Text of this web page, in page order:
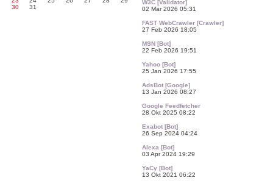
30
31
W3C [Validator]
02 Mär 2026 05:31
FAST WebCrawler [Crawler]
27 Feb 2026 18:05
MSN [Bot]
22 Feb 2026 19:51
Yahoo [Bot]
25 Jan 2026 17:55
AdsBot [Google]
13 Jan 2026 08:27
Google Feedfetcher
28 Okt 2025 08:22
Exabot [Bot]
26 Sep 2024 04:24
Alexa [Bot]
03 Apr 2024 19:29
YaCy [Bot]
13 Okt 2021 06:22